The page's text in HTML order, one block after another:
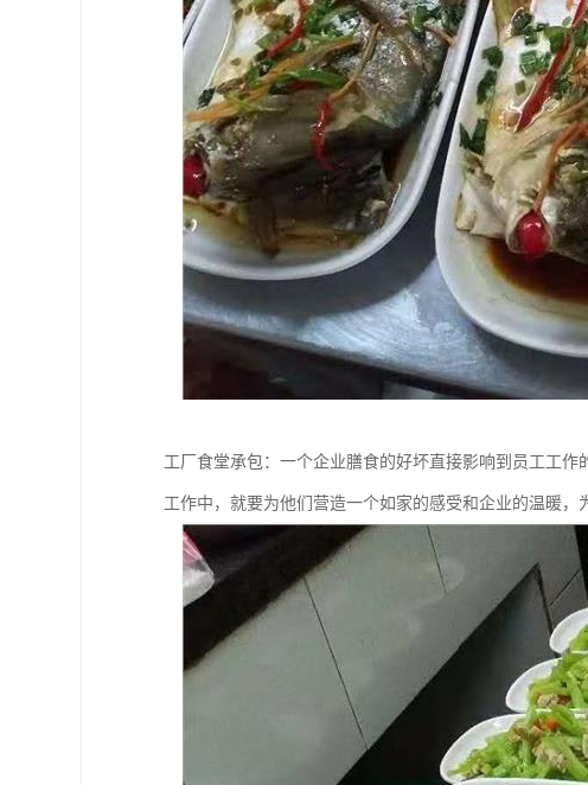
工厂食堂承包：一个企业膳食的好坏直接影响到员工工
工作中，就要为他们营造一个如家的感受和企业的温暖